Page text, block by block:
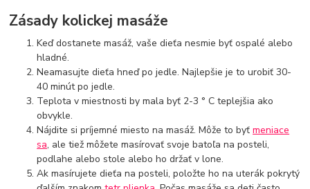
Zásady kolickej masáže
Keď dostanete masáž, vaše dieťa nesmie byť ospalé alebo
hladné.
Neamasujte dieťa hneď po jedle. Najlepšie je to urobiť 30-
40 minút po jedle.
Teplota v miestnosti by mala byť 2-3 ° C teplejšia ako
obvykle.
Nájdite si príjemné miesto na masáž. Môže to byťmeniace
sa, ale tiež môžete masírovať svoje batoľa na posteli,
podlahe alebo stole alebo ho držať v lone.
Ak masírujete dieťa na posteli, položte ho na uterák pokrytý